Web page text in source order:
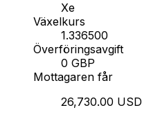
Xe
Växelkurs
1.336500
Överföringsavgift
0 GBP
Mottagaren får
26,730.00 USD